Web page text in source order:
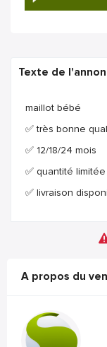
Texte de
maillot bébé
✅️ très bonne
✅️ 12/18/24 mois
✅️ quantité limitée
✅️ livraison
A propos du